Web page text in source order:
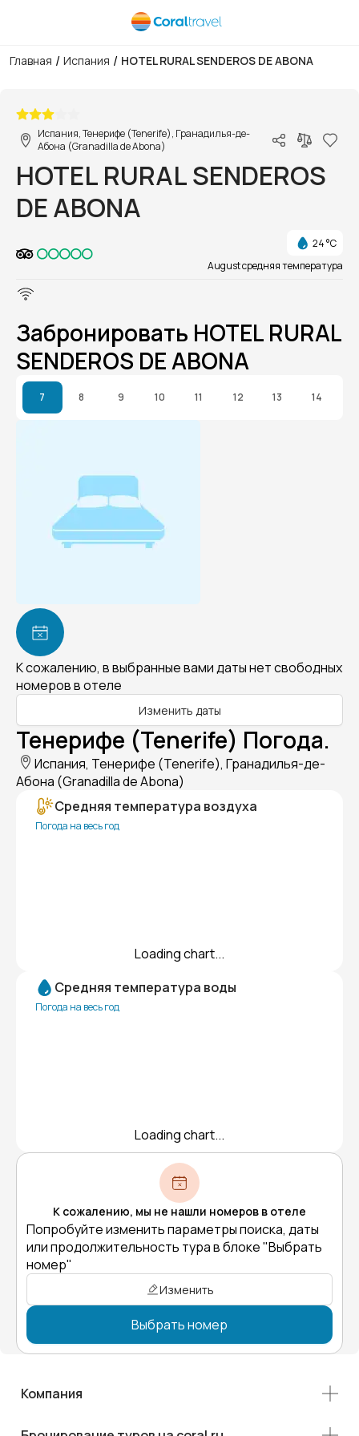
Главная / Испания / HOTEL RURAL SENDEROS DE ABONA
Испания, Тенерифе (Tenerife), Гранадилья-де-
Абона (Granadilla de Abona)
HOTEL RURAL SENDEROS
DE ABONA
24 °C
August средняя температура
Забронировать HOTEL RURAL
SENDEROS DE ABONA
7 8 9 10 11 12 13 14
К сожалению, в выбранные вами даты нет свободных
номеров в отеле
Изменить даты
Тенерифе (Tenerife) Погода.
Испания, Тенерифе (Tenerife), Гранадилья-де-
Абона (Granadilla de Abona)
Средняя температура воздуха
Погода на весь год
Loading chart...
Средняя температура воды
Погода на весь год
Loading chart...
К сожалению, мы не нашли номеров в отеле
Попробуйте изменить параметры поиска, даты
или продолжительность тура в блоке "Выбрать
номер"
Изменить
Выбрать номер
Компания